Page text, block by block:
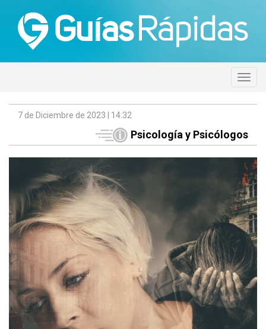
7 de Diciembre de 2023 | 14:32
Psicología y Psicólogos